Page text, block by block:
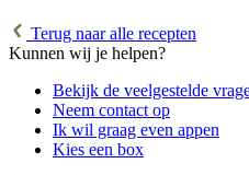
Terug naar alle recepten
Kunnen wij je helpen?
Bekijk de veelgestelde
Neem contact op
Ik wil graag even appen
Kies een box